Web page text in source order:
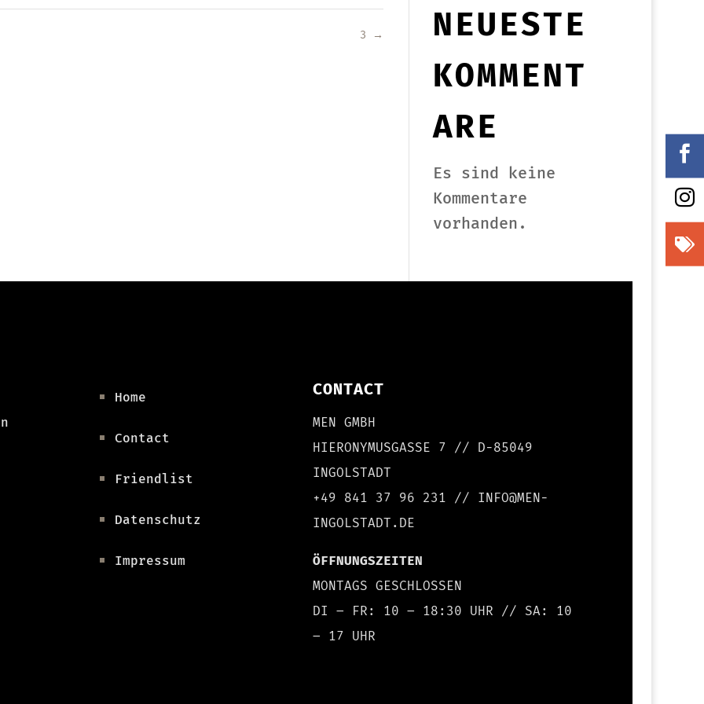
3 →
NEUESTE
KOMMENT
ARE
Es sind keine
Kommentare
vorhanden.



Home
Contact
Friendlist
Datenschutz
Impressum
CONTACT
MEN GMBH
HIERONYMUSGASSE 7 // D-85049
INGOLSTADT
+49 841 37 96 231 // INFO@MEN-
INGOLSTADT.DE
ÖFFNUNGSZEITEN
MONTAGS GESCHLOSSEN
DI – FR: 10 – 18:30 UHR // SA: 10
– 17 UHR